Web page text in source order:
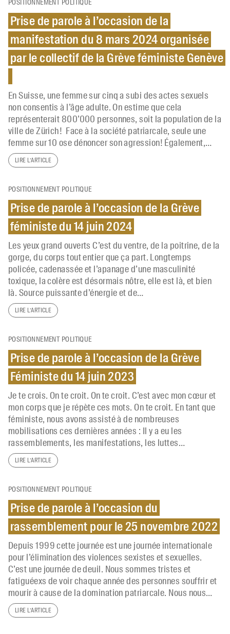
POSITIONNEMENT POLITIQUE
Prise de parole à l’occasion de la
manifestation du 8 mars 2024 organisée
par le collectif de la Grève féministe Genève
En Suisse, une femme sur cinq a subi des actes sexuels
non consentis à l’âge adulte. On estime que cela
représenterait 800’000 personnes, soit la population de la
ville de Zürich! Face à la société patriarcale, seule une
femme sur 10 ose dénoncer son agression! Également,…
LIRE L’ARTICLE
POSITIONNEMENT POLITIQUE
Prise de parole à l’occasion de la Grève
féministe du 14 juin 2024
Les yeux grand ouverts C’est du ventre, de la poitrine, de la
gorge, du corps tout entier que ça part. Longtemps
policée, cadenassée et l’apanage d’une masculinité
toxique, la colère est désormais nôtre, elle est là, et bien
là. Source puissante d’énergie et de…
LIRE L’ARTICLE
POSITIONNEMENT POLITIQUE
Prise de parole à l’occasion de la Grève
Féministe du 14 juin 2023
Je te crois. On te croit. On te croit. C’est avec mon cœur et
mon corps que je répète ces mots. On te croit. En tant que
féministe, nous avons assisté à de nombreuses
mobilisations ces dernières années : Il y a eu les
rassemblements, les manifestations, les luttes…
LIRE L’ARTICLE
POSITIONNEMENT POLITIQUE
Prise de parole à l’occasion du
rassemblement pour le 25 novembre 2022
Depuis 1999 cette journée est une journée internationale
pour l’élimination des violences sexistes et sexuelles.
C’est une journée de deuil. Nous sommes tristes et
fatiguéexs de voir chaque année des personnes souffrir et
mourir à cause de la domination patriarcale. Nous nous…
LIRE L’ARTICLE